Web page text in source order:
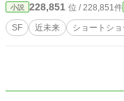
小説 228,851 位 / 228,851件
SF 近未来 ショートショ